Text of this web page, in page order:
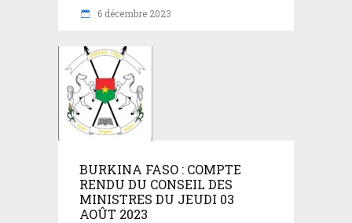
6 décembre 2023
BURKINA FASO : COMPTE
RENDU DU CONSEIL DES
MINISTRES DU JEUDI 03
AOÛT 2023